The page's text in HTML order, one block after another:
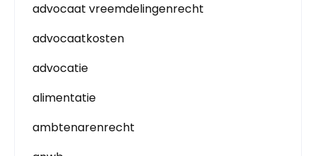
advocaat vreemdelingenrecht
advocaatkosten
advocatie
alimentatie
ambtenarenrecht